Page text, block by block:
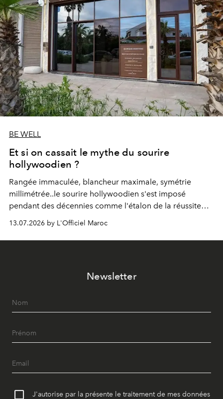
BE WELL
Et si on cassait le mythe du sourire
hollywoodien ?
Rangée immaculée, blancheur maximale, symétrie
millimétrée..le sourire hollywoodien s'est imposé
pendant des décennies comme l'étalon de la réussite
esthétique. Mais ce que l'on prenait pour un idéal se
révèle être un standard, qui, par définition, gomme ce
qui nous distingue. Aujourd'hui, la dentisterie change de
13.07.2026 by L'Officiel Maroc
Newsletter
J'autorise par la présente le traitement de mes données